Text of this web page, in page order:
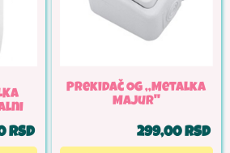
RSD
Prekidač OG ,,Metalka
Majur''
299,00 RSD